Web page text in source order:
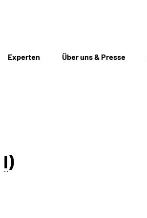
Experten Über uns & Presse
I)